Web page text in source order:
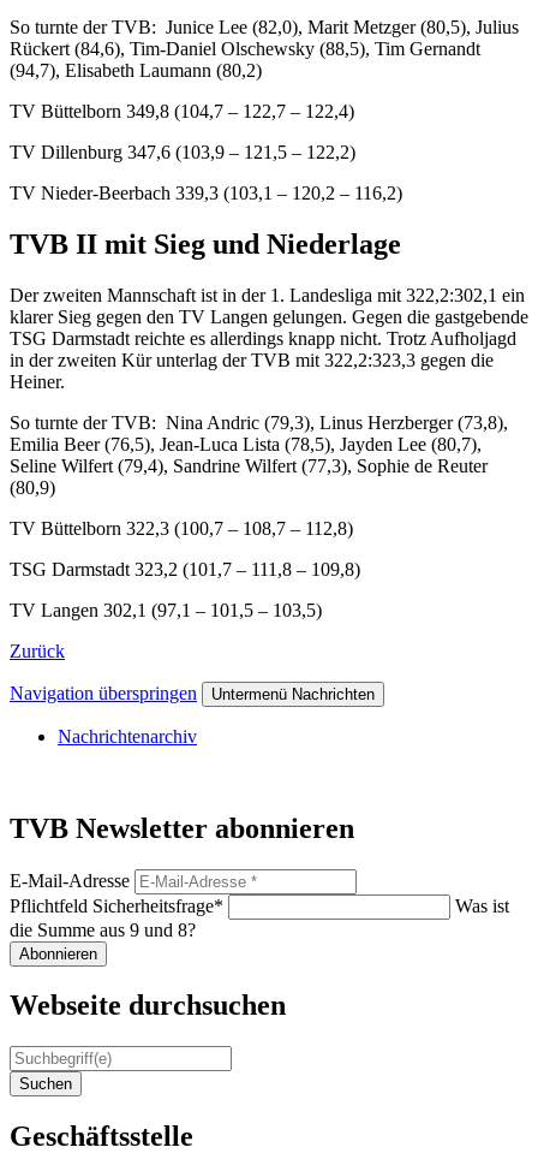
So turnte der TVB: Junice Lee (82,0), Marit Metzger (80,5), Julius
Rückert (84,6), Tim-Daniel Olschewsky (88,5), Tim Gernandt
(94,7), Elisabeth Laumann (80,2)
TV Büttelborn 349,8 (104,7 – 122,7 – 122,4)
TV Dillenburg 347,6 (103,9 – 121,5 – 122,2)
TV Nieder-Beerbach 339,3 (103,1 – 120,2 – 116,2)
TVB II mit Sieg und Niederlage
Der zweiten Mannschaft ist in der 1. Landesliga mit 322,2:302,1 ein
klarer Sieg gegen den TV Langen gelungen. Gegen die gastgebende
TSG Darmstadt reichte es allerdings knapp nicht. Trotz Aufholjagd
in der zweiten Kür unterlag der TVB mit 322,2:323,3 gegen die
Heiner.
So turnte der TVB: Nina Andric (79,3), Linus Herzberger (73,8),
Emilia Beer (76,5), Jean-Luca Lista (78,5), Jayden Lee (80,7),
Seline Wilfert (79,4), Sandrine Wilfert (77,3), Sophie de Reuter
(80,9)
TV Büttelborn 322,3 (100,7 – 108,7 – 112,8)
TSG Darmstadt 323,2 (101,7 – 111,8 – 109,8)
TV Langen 302,1 (97,1 – 101,5 – 103,5)
Zurück
Navigation überspringen Untermenü Nachrichten
Nachrichtenarchiv
TVB Newsletter abonnieren
E-Mail-Adresse
Pflichtfeld Sicherheitsfrage*
Was ist
die Summe aus 9 und 8?
Abonnieren
Webseite durchsuchen
Suchen
Geschäftsstelle